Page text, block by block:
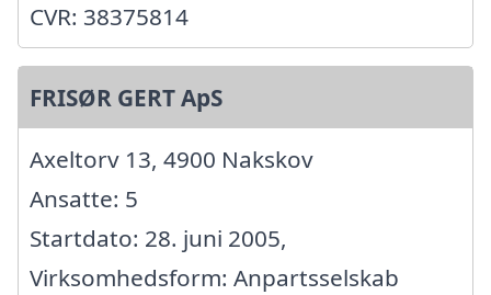
CVR: 38375814
FRISØR GERT ApS
Axeltorv 13, 4900 Nakskov
Ansatte: 5
Startdato: 28. juni 2005,
Virksomhedsform: Anpartsselskab